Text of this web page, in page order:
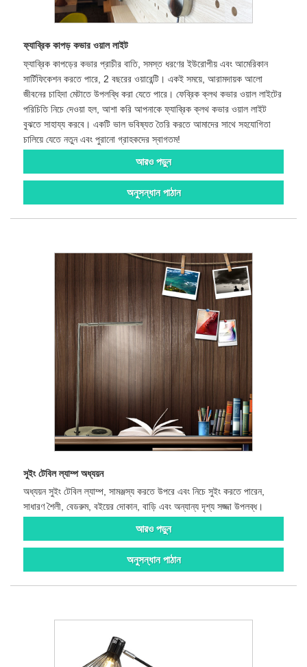
ফ্যাব্রিক কাপড় কভার ওয়াল লাইট
ফ্যাব্রিক কাপড়ের কভার প্রাচীর বাতি, সমস্ত ধরণের ইউরোপীয় এবং আমেরিকান
সার্টিফিকেশন করতে পারে, 2 বছরের ওয়ারেন্টি। একই সময়ে, আরামদায়ক আলো
জীবনের চাহিদা মেটাতে উপলব্ধি করা যেতে পারে। ফেব্রিক ক্লথ কভার ওয়াল লাইটের
পরিচিতি নিচে দেওয়া হল, আশা করি আপনাকে ফ্যাব্রিক ক্লথ কভার ওয়াল লাইট
বুঝতে সাহায্য করবে। একটি ভাল ভবিষ্যত তৈরি করতে আমাদের সাথে সহযোগিতা
চালিয়ে যেতে নতুন এবং পুরানো গ্রাহকদের স্বাগতম!
আরও পড়ুন
অনুসন্ধান পাঠান
সুইং টেবিল ল্যাম্প অধ্যয়ন
অধ্যয়ন সুইং টেবিল ল্যাম্প, সামঞ্জস্য করতে উপরে এবং নিচে সুইং করতে পারেন,
সাধারণ শৈলী, বেডরুম, বইয়ের দোকান, বাড়ি এবং অন্যান্য দৃশ্য সজ্জা উপলব্ধ।
আরও পড়ুন
অনুসন্ধান পাঠান